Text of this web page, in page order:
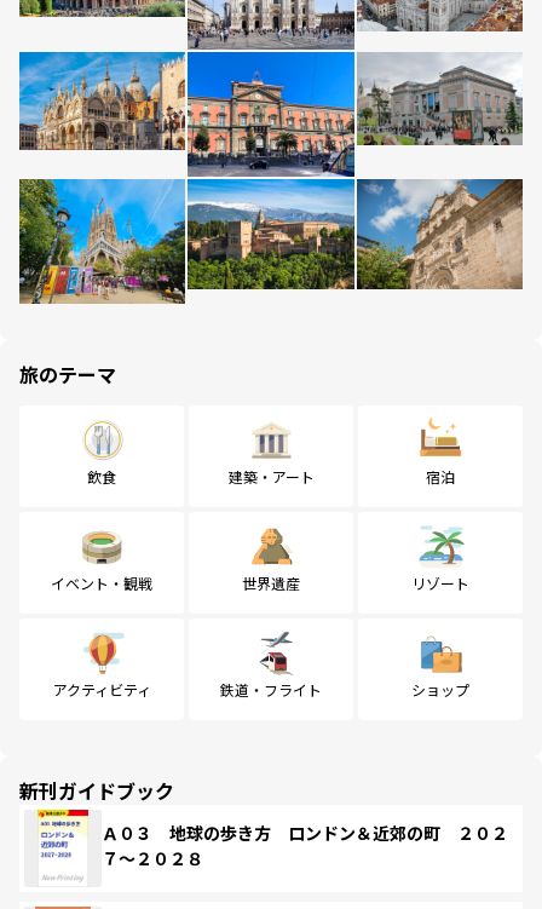
旅のテーマ
飲食 建築・アート 宿泊
イベント・観戦 世界遺産 リゾート
アクティビティ 鉄道・フライト ショップ
新刊ガイドブック
Ａ０３ 地球の歩き方 ロンドン＆近郊の町 ２０２
７～２０２８